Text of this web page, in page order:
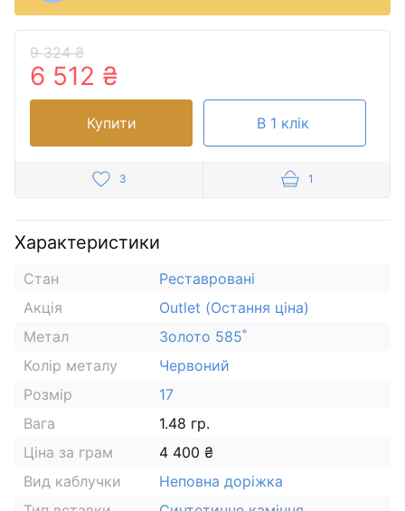
9 324 ₴
6 512 ₴
Купити В 1 клік
3 1
Характеристики
Стан
Реставровані
Акція
Outlet (Остання ціна)
Метал
Золото 585˚
Колір металу
Червоний
Розмір
17
Вага
1.48 гр.
Ціна за грам
4 400 ₴
Вид каблучки
Неповна доріжка